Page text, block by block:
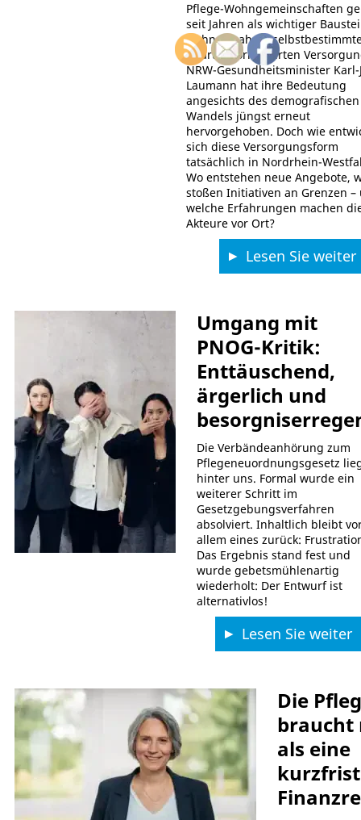
Pflege-Wohngemeinschaften
seit Jahren als wichtiger
wohnortnahen,
quartiersorientierten
NRW-Gesundheitsminister Karl-
Laumann hat ihre Bedeutung
angesichts des demografischen
Wandels jüngst erneut
hervorgehoben. Doch wie
sich diese Versorgungsform
tatsächlich in Nordrhein-
Wo entstehen neue Angebote,
stoßen Initiativen an Grenzen –
welche Erfahrungen machen
Akteure vor Ort?
Lesen Sie weiter
Umgang mit
PNOG-Kritik:
Enttäuschend,
ärgerlich und
Die Verbändeanhörung zum
Pflegeneuordnungsgesetz
hinter uns. Formal wurde ein
weiterer Schritt im
Gesetzgebungsverfahren
absolviert. Inhaltlich bleibt
allem eines zurück:
Das Ergebnis stand fest und
wurde gebetsmühlenartig
wiederholt: Der Entwurf ist
alternativlos!
Lesen Sie weiter
Die
braucht
als eine